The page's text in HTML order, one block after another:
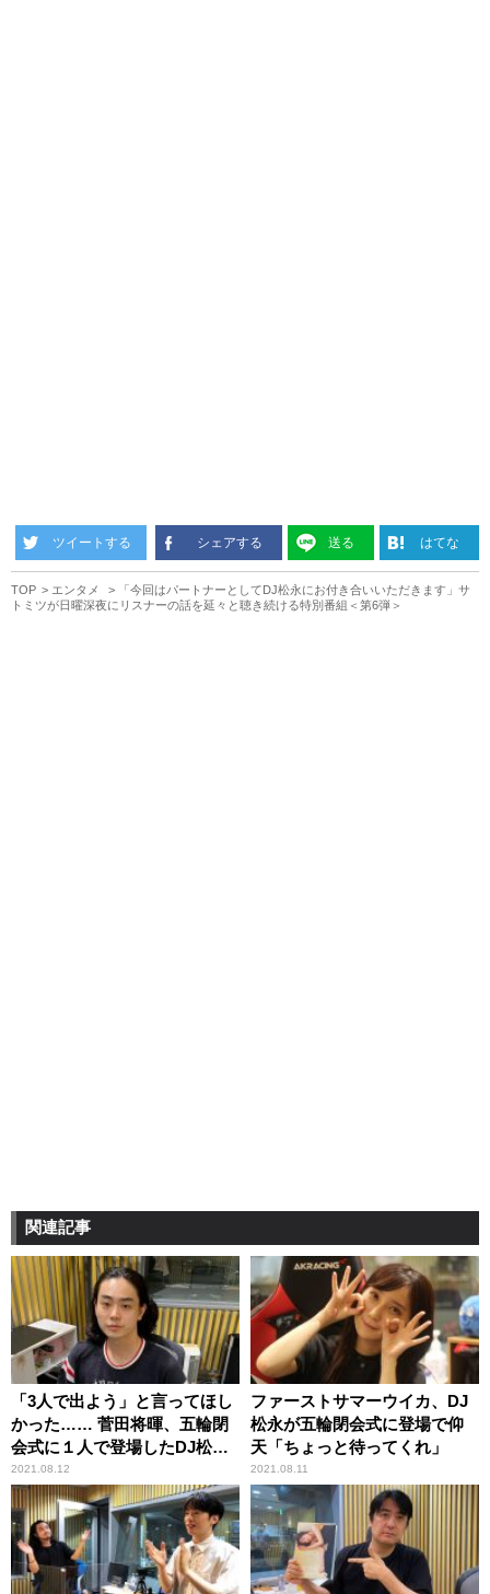
ツイートする シェアする 送る はてな
TOP エンタメ
「今回はパートナーとしてDJ松永にお付き合いいただきます」サ
トミツが日曜深夜にリスナーの話を延々と聴き続ける特別番組＜第6弾＞
関連記事
「3人で出よう」と言ってほし
かった…… 菅田将暉、五輪閉
会式に１人で登場したDJ松永
に仰天
2021.08.12
ファーストサマーウイカ、DJ
松永が五輪閉会式に登場で仰
天「ちょっと待ってくれ」
2021.08.11